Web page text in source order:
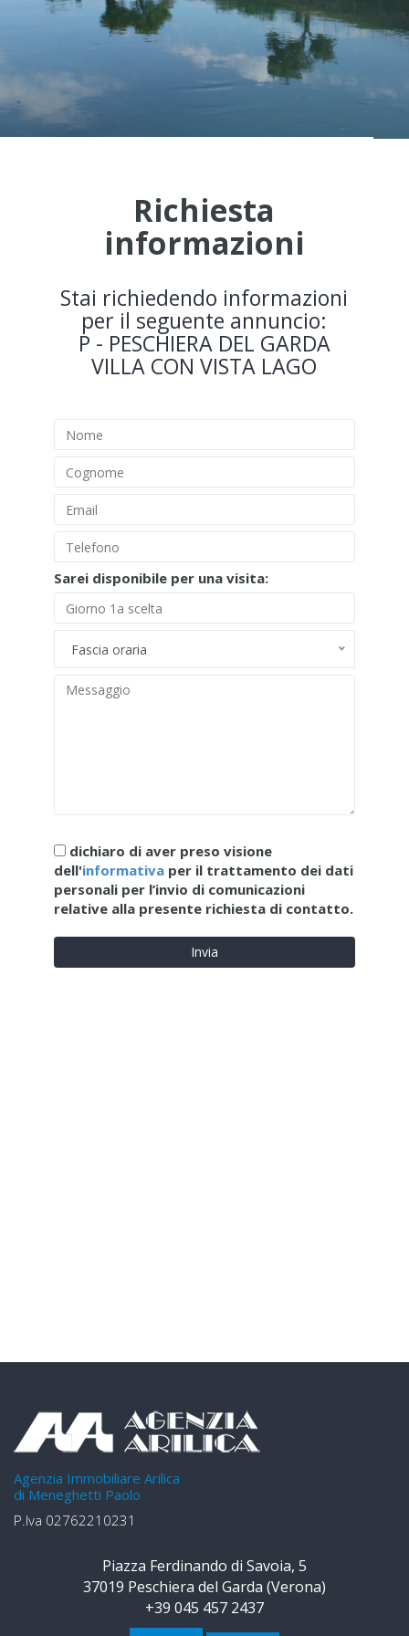
Richiesta
informazioni
Stai richiedendo informazioni
per il seguente annuncio:
P - PESCHIERA DEL GARDA
VILLA CON VISTA LAGO
Sarei disponibile per una visita:
Fascia oraria
dichiaro di aver preso visione
dell'informativaper il trattamento dei dati
personali per l’invio di comunicazioni
relative alla presente richiesta di contatto.
Agenzia Immobiliare Arilica
di Meneghetti Paolo
P.Iva 02762210231
Piazza Ferdinando di Savoia, 5
37019 Peschiera del Garda (Verona)
+39 045 457 2437